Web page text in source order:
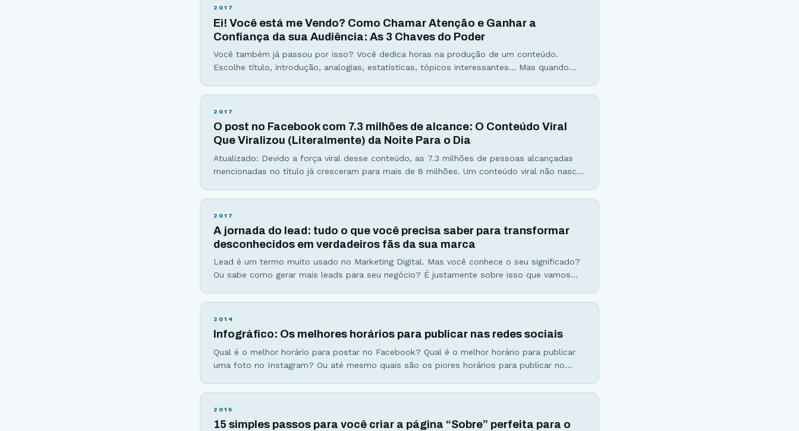
2017
Ei! Você está me Vendo? Como Chamar Atenção e Ganhar a
Confiança da sua Audiência: As 3 Chaves do Poder
Você também já passou por isso? Você dedica horas na produção de um conteúdo.
Escolhe título, introdução, analogias, estatísticas, tópicos interessantes… Mas quando
poderes. Você se sente ignorado. Você se sente até mesmo injustiçado… Eu sei como é,
2017
O post no Facebook com 7.3 milhões de alcance: O Conteúdo Viral
Que Viralizou (Literalmente) da Noite Para o Dia
Atualizado: Devido a força viral desse conteúdo, as 7.3 milhões de pessoas alcançadas
mencionadas no título já cresceram para mais de 8 milhões. Um conteúdo viral não nasce
visualizações hoje no Youtube uma coisa é certa… Existem padrões e
2017
A jornada do lead: tudo o que você precisa saber para transformar
desconhecidos em verdadeiros fãs da sua marca
Lead é um termo muito usado no Marketing Digital. Mas você conhece o seu significado?
Ou sabe como gerar mais leads para seu negócio? É justamente sobre isso que vamos
corretores de imóveis com ofertas “irresistíveis” de apartamentos
2014
Infográfico: Os melhores horários para publicar nas redes sociais
Qual é o melhor horário para postar no Facebook? Qual é o melhor horário para publicar
uma foto no Instagram? Ou até mesmo quais são os piores horários para publicar no
horários para postar nas redes sociais, esse infográfico irá responder
2015
15 simples passos para você criar a página “Sobre” perfeita para o